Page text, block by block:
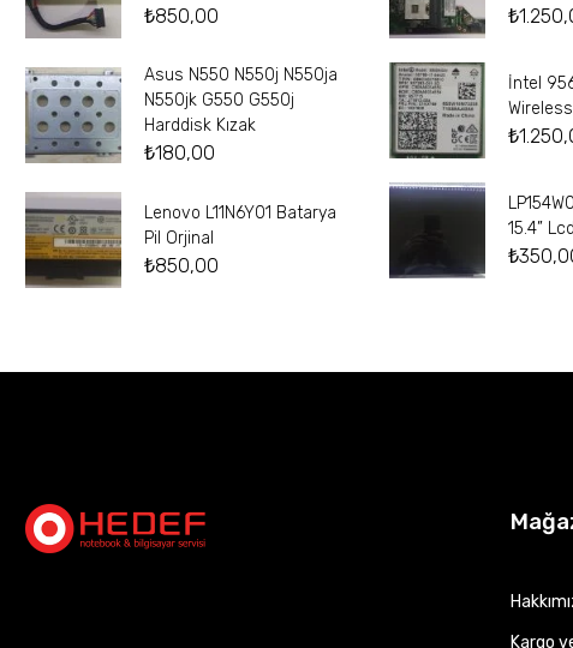
₺850,00
Asus N550 N550j N550ja
N550jk G550 G550j
Harddisk Kızak
₺180,00
Lenovo L11N6Y01 Batarya
Pil Orjinal
₺850,00
₺
İntel
₺
15.4”
₺
Kargo